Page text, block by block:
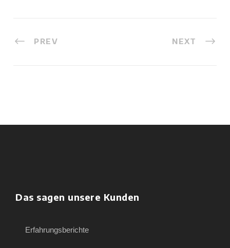
PREV NEXT
Das sagen unsere Kunden
Erfahrungsberichte